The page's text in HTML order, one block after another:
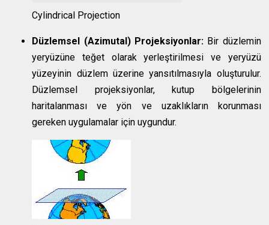
Cylindrical Projection
Düzlemsel (Azimutal) Projeksiyonlar: Bir düzlemin
yeryüzüne teğet olarak yerleştirilmesi ve yeryüzü
yüzeyinin düzlem üzerine yansıtılmasıyla oluşturulur.
Düzlemsel projeksiyonlar, kutup bölgelerinin
haritalanması ve yön ve uzaklıkların korunması
gereken uygulamalar için uygundur.